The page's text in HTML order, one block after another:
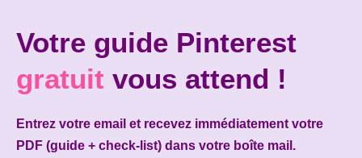
Votre guide Pinterest
gratuit vous attend !
Entrez votre email et recevez immédiatement votre
PDF (guide + check-list) dans votre boîte mail.